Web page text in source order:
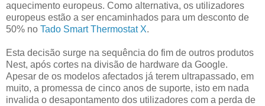
aquecimento europeus. Como alternativa, os utilizadores
europeus estão a ser encaminhados para um desconto de
50% no Tado Smart Thermostat X.
Esta decisão surge na sequência do fim de outros produtos
Nest, após cortes na divisão de hardware da Google.
Apesar de os modelos afectados já terem ultrapassado, em
muito, a promessa de cinco anos de suporte, isto em nada
invalida o desapontamento dos utilizadores com a perda de